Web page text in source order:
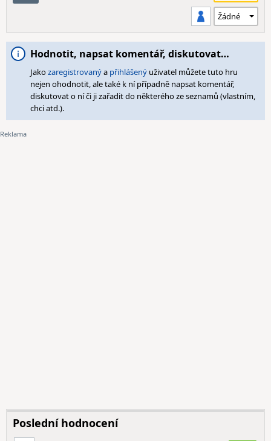
Hodnotit, napsat komentář, diskutovat…
Jakozaregistrovanýa přihlášený uživatel můžete tuto hru
nejen ohodnotit, ale také k ní případně napsat komentář,
diskutovat o ní či ji zařadit do některého ze seznamů (vlastním,
chci atd.).
Poslední hodnocení